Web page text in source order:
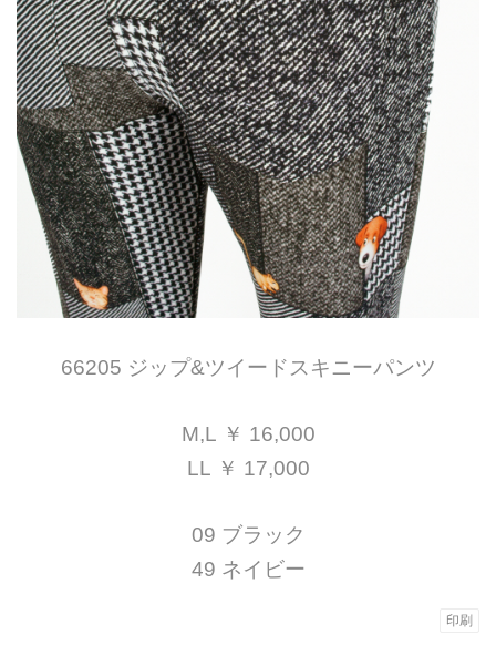
66205 ジップ&ツイードスキニーパンツ
M,L ￥ 16,000
LL ￥ 17,000
09 ブラック
49 ネイビー
印刷